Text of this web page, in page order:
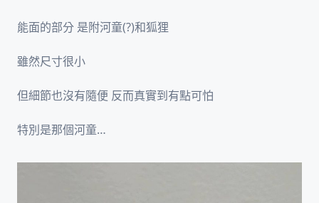
能面的部分 是附河童(?)和狐狸
雖然尺寸很小
但細節也沒有隨便 反而真實到有點可怕
特別是那個河童…